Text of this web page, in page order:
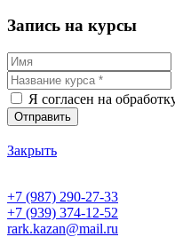
Запись на курсы
Я согласен на
Закрыть
+7 (987) 290-27-33
+7 (939) 374-12-52
rark.kazan@mail.ru